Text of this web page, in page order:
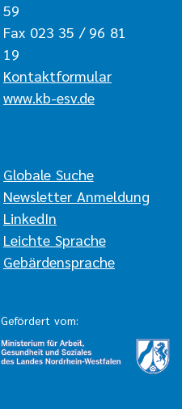
59
Fax 023 35 / 96 81
19
Kontaktformular
www.kb-esv.de
Navigation überspringen
Globale Suche
Newsletter Anmeldung
LinkedIn
Leichte Sprache
Gebärdensprache
Gefördert vom: